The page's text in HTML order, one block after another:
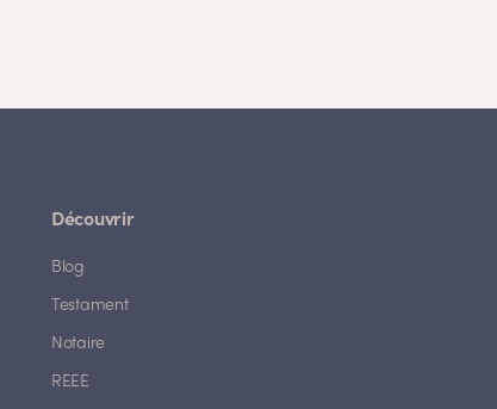
Découvrir
Blog
Testament
Notaire
REEE